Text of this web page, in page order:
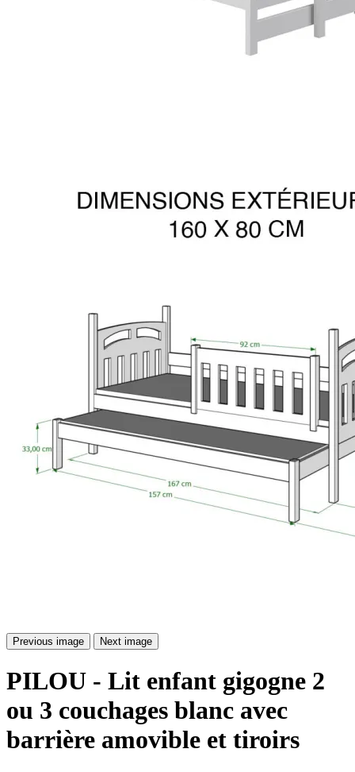
Previous image Next image
PILOU - Lit enfant gigogne 2
ou 3 couchages blanc avec
barrière amovible et tiroirs